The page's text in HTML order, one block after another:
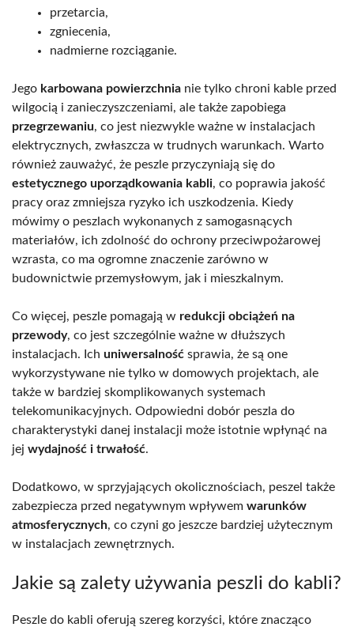
przetarcia,
zgniecenia,
nadmierne rozciąganie.
Jego karbowana powierzchnia nie tylko chroni kable przed
wilgocią i zanieczyszczeniami, ale także zapobiega
przegrzewaniu, co jest niezwykle ważne w instalacjach
elektrycznych, zwłaszcza w trudnych warunkach. Warto
również zauważyć, że peszle przyczyniają się do
estetycznego uporządkowania kabli, co poprawia jakość
pracy oraz zmniejsza ryzyko ich uszkodzenia. Kiedy
mówimy o peszlach wykonanych z samogasnących
materiałów, ich zdolność do ochrony przeciwpożarowej
wzrasta, co ma ogromne znaczenie zarówno w
budownictwie przemysłowym, jak i mieszkalnym.
Co więcej, peszle pomagają w redukcji obciążeń na
przewody, co jest szczególnie ważne w dłuższych
instalacjach. Ich uniwersalność sprawia, że są one
wykorzystywane nie tylko w domowych projektach, ale
także w bardziej skomplikowanych systemach
telekomunikacyjnych. Odpowiedni dobór peszla do
charakterystyki danej instalacji może istotnie wpłynąć na
jej wydajność i trwałość.
Dodatkowo, w sprzyjających okolicznościach, peszel także
zabezpiecza przed negatywnym wpływem warunków
atmosferycznych, co czyni go jeszcze bardziej użytecznym
w instalacjach zewnętrznych.
Jakie są zalety używania peszli do kabli?
Peszle do kabli oferują szereg korzyści, które znacząco